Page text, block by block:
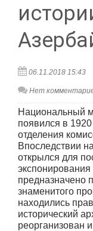
06.11.2018 15:43
Нет
Национальный
появился в 1920
отделения
Впоследствии
открылся для
предназначено
знаменитого
находились
исторический
реорганизован